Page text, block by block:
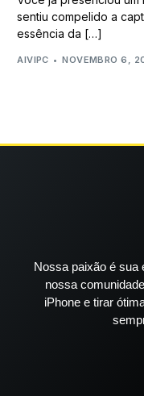
sentiu compelido a
essência da […]
AIVIPC NOVEMBRO 6,
Nossa paixão é sua
nossa
iPhone e tirar